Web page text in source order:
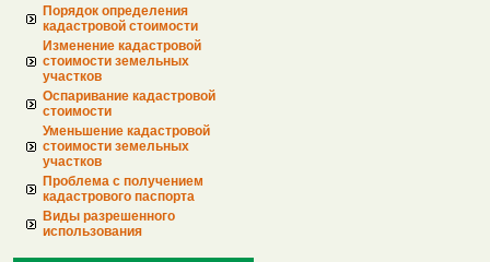
Порядок определения
кадастровой стоимости
Изменение кадастровой
стоимости земельных
участков
Оспаривание кадастровой
стоимости
Уменьшение кадастровой
стоимости земельных
участков
Проблема с получением
кадастрового паспорта
Виды разрешенного
использования